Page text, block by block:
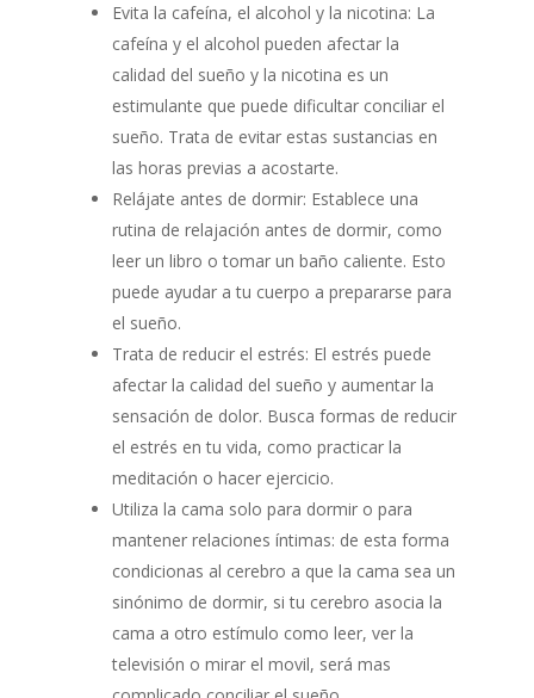
Evita la cafeína, el alcohol y la nicotina: La
cafeína y el alcohol pueden afectar la
calidad del sueño y la nicotina es un
estimulante que puede dificultar conciliar el
sueño. Trata de evitar estas sustancias en
las horas previas a acostarte.
Relájate antes de dormir: Establece una
rutina de relajación antes de dormir, como
leer un libro o tomar un baño caliente. Esto
puede ayudar a tu cuerpo a prepararse para
el sueño.
Trata de reducir el estrés: El estrés puede
afectar la calidad del sueño y aumentar la
sensación de dolor. Busca formas de reducir
el estrés en tu vida, como practicar la
meditación o hacer ejercicio.
Utiliza la cama solo para dormir o para
mantener relaciones íntimas: de esta forma
condicionas al cerebro a que la cama sea un
sinónimo de dormir, si tu cerebro asocia la
cama a otro estímulo como leer, ver la
televisión o mirar el movil, será mas